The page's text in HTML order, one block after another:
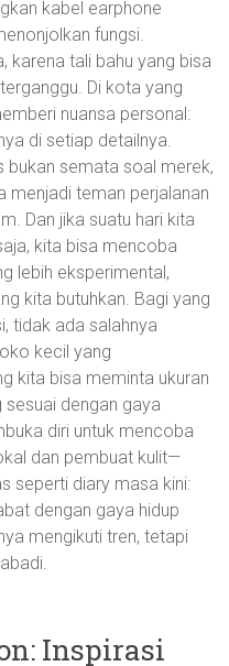
kabel earphone
fungsi.
karena tali bahu yang bisa
Di kota yang
nuansa personal:
di setiap detailnya.
bukan semata soal merek,
menjadi teman perjalanan
Dan jika suatu hari kita
kita bisa mencoba
lebih eksperimental,
kita butuhkan. Bagi yang
tidak ada salahnya
kecil yang
kita bisa meminta ukuran
dengan gaya
diri untuk mencoba
dan pembuat kulit—
seperti diary masa kini:
dengan gaya hidup
mengikuti tren, tetapi
Inspirasi